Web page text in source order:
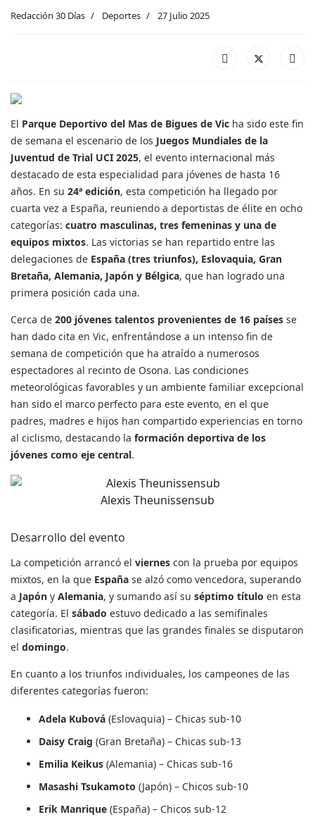
Redacción 30 Días Deportes 27 Julio 2025
El Parque Deportivo del Mas de Bigues de Vic ha sido este fin
de semana el escenario de los Juegos Mundiales de la
Juventud de Trial UCI 2025, el evento internacional más
destacado de esta especialidad para jóvenes de hasta 16
años. En su 24ª edición, esta competición ha llegado por
cuarta vez a España, reuniendo a deportistas de élite en ocho
categorías: cuatro masculinas, tres femeninas y una de
equipos mixtos. Las victorias se han repartido entre las
delegaciones de España (tres triunfos), Eslovaquia, Gran
Bretaña, Alemania, Japón y Bélgica, que han logrado una
primera posición cada una.
Cerca de 200 jóvenes talentos provenientes de 16 países se
han dado cita en Vic, enfrentándose a un intenso fin de
semana de competición que ha atraído a numerosos
espectadores al recinto de Osona. Las condiciones
meteorológicas favorables y un ambiente familiar excepcional
han sido el marco perfecto para este evento, en el que
padres, madres e hijos han compartido experiencias en torno
al ciclismo, destacando la formación deportiva de los
jóvenes como eje central.
Alexis Theunissensub
Desarrollo del evento
La competición arrancó el viernes con la prueba por equipos
mixtos, en la que España se alzó como vencedora, superando
a Japón y Alemania, y sumando así su séptimo título en esta
categoría. El sábado estuvo dedicado a las semifinales
clasificatorias, mientras que las grandes finales se disputaron
el domingo.
En cuanto a los triunfos individuales, los campeones de las
diferentes categorías fueron:
Adela Kubová (Eslovaquia) – Chicas sub-10
Daisy Craig (Gran Bretaña) – Chicas sub-13
Emilia Keikus (Alemania) – Chicas sub-16
Masashi Tsukamoto (Japón) – Chicos sub-10
Erik Manrique (España) – Chicos sub-12